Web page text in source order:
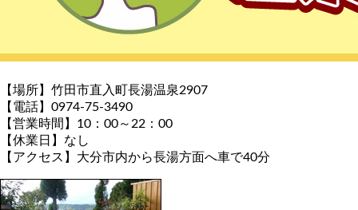
【場所】竹田市直入町長湯温泉2907
【電話】0974-75-3490
【営業時間】10：00～22：00
【休業日】なし
【アクセス】大分市内から長湯方面へ車で40分